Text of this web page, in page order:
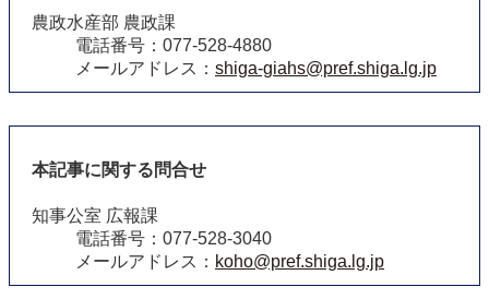
農政水産部 農政課
電話番号：077-528-4880
メールアドレス： shiga-giahs@pref.shiga.lg.jp
本記事に関する問合せ
知事公室 広報課
電話番号：077-528-3040
メールアドレス： koho@pref.shiga.lg.jp